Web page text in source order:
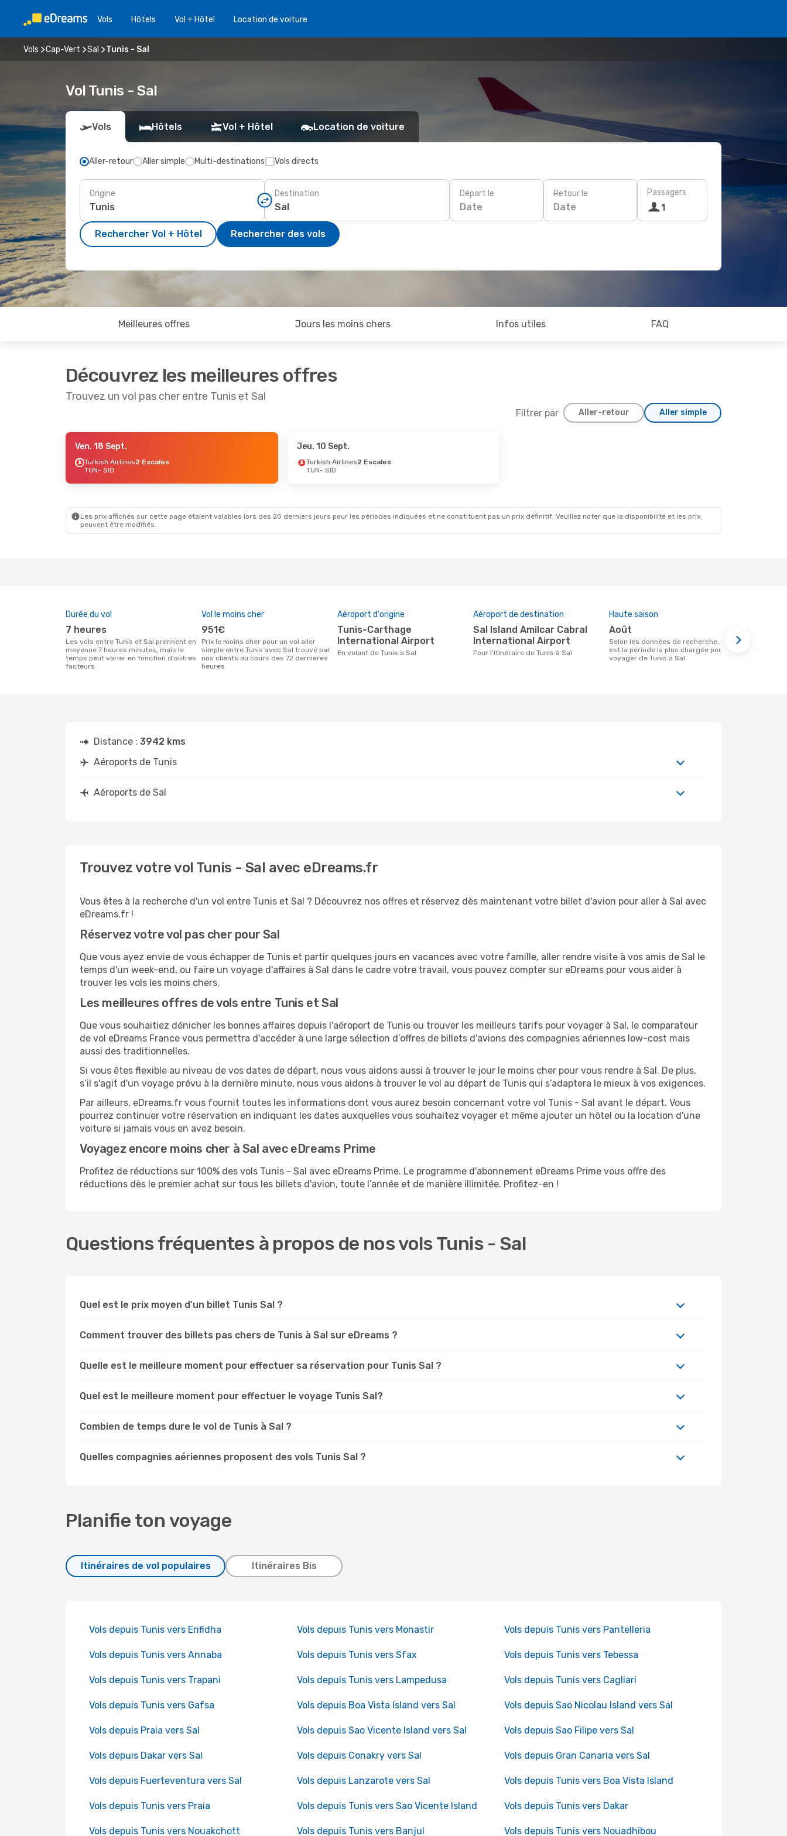
Vols Hôtels Vol + Hôtel Location de voiture
Vols Cap-Vert Sal Tunis - Sal
Vol Tunis - Sal
Vols Hôtels Vol + Hôtel Location de voiture
Aller-retour Aller simple Multi-destinations Vols directs
Origine Destination Départ le
Date
Retour le
Date
Passagers
1
Rechercher Vol + Hôtel Rechercher des vols
Meilleures offres Jours les moins chers Infos utiles FAQ
Découvrez les meilleures offres
Trouvez un vol pas cher entre Tunis et Sal
Filtrer par Aller-retour Aller simple
- Mar. 15 Sept.
2 Escales
Ven. 18 Sept.
Turkish Airlines2 Escales
TUN- SID
Jeu. 10 Sept.
Turkish Airlines2 Escales
TUN- SID
Les prix affichés sur cette page étaient valables lors des 20 derniers jours pour les périodes indiquées et ne constituent pas un prix définitif. Veuillez noter que la disponibilité et les prix
peuvent être modifiés.
Durée du vol
7 heures
Les vols entre Tunis et Sal prennent en
moyenne 7 heures minutes, mais le
temps peut varier en fonction d'autres
facteurs
Vol le moins cher
951€
Prix le moins cher pour un vol aller
simple entre Tunis avec Sal trouvé par
nos clients au cours des 72 dernières
heures
Aéroport d'origine
Tunis-Carthage
International Airport
En volant de Tunis à Sal
Aéroport de destination
Sal Island Amilcar Cabral
International Airport
Pour l'itinéraire de Tunis à Sal
Haute saison
août
Selon les données de recherche, août
est la période la plus chargée pour
voyager de Tunis à Sal
Distance : 3942 kms
Aéroports de Tunis
Aéroports de Sal
Trouvez votre vol Tunis - Sal avec eDreams.fr
Vous êtes à la recherche d'un vol entre Tunis et Sal ? Découvrez nos offres et réservez dès maintenant votre billet d'avion pour aller à Sal avec
eDreams.fr !
Réservez votre vol pas cher pour Sal
Que vous ayez envie de vous échapper de Tunis et partir quelques jours en vacances avec votre famille, aller rendre visite à vos amis de Sal le
temps d'un week-end, ou faire un voyage d'affaires à Sal dans le cadre votre travail, vous pouvez compter sur eDreams pour vous aider à
trouver les vols les moins chers.
Les meilleures offres de vols entre Tunis et Sal
Que vous souhaitiez dénicher les bonnes affaires depuis l'aéroport de Tunis ou trouver les meilleurs tarifs pour voyager à Sal, le comparateur
de vol eDreams France vous permettra d'accéder à une large sélection d’offres de billets d'avions des compagnies aériennes low-cost mais
aussi des traditionnelles.
Si vous êtes flexible au niveau de vos dates de départ, nous vous aidons aussi à trouver le jour le moins cher pour vous rendre à Sal. De plus,
s’il s'agit d'un voyage prévu à la dernière minute, nous vous aidons à trouver le vol au départ de Tunis qui s’adaptera le mieux à vos exigences.
Par ailleurs, eDreams.fr vous fournit toutes les informations dont vous aurez besoin concernant votre vol Tunis - Sal avant le départ. Vous
pourrez continuer votre réservation en indiquant les dates auxquelles vous souhaitez voyager et même ajouter un hôtel ou la location d'une
voiture si jamais vous en avez besoin.
Voyagez encore moins cher à Sal avec eDreams Prime
Profitez de réductions sur 100% des vols Tunis - Sal avec eDreams Prime. Le programme d'abonnement eDreams Prime vous offre des
réductions dès le premier achat sur tous les billets d'avion, toute l’année et de manière illimitée. Profitez-en !
Questions fréquentes à propos de nos vols Tunis - Sal
Quel est le prix moyen d'un billet Tunis Sal ?
Comment trouver des billets pas chers de Tunis à Sal sur eDreams ?
Quelle est le meilleure moment pour effectuer sa réservation pour Tunis Sal ?
Quel est le meilleure moment pour effectuer le voyage Tunis Sal?
Combien de temps dure le vol de Tunis à Sal ?
Quelles compagnies aériennes proposent des vols Tunis Sal ?
Planifie ton voyage
Itinéraires de vol populaires Itinéraires Bis
Vols depuis Tunis vers Enfidha Vols depuis Tunis vers Monastir Vols depuis Tunis vers Pantelleria
Vols depuis Tunis vers Annaba Vols depuis Tunis vers Sfax Vols depuis Tunis vers Tebessa
Vols depuis Tunis vers Trapani Vols depuis Tunis vers Lampedusa Vols depuis Tunis vers Cagliari
Vols depuis Tunis vers Gafsa Vols depuis Boa Vista Island vers Sal Vols depuis Sao Nicolau Island vers Sal
Vols depuis Praia vers Sal Vols depuis Sao Vicente Island vers Sal Vols depuis Sao Filipe vers Sal
Vols depuis Dakar vers Sal Vols depuis Conakry vers Sal Vols depuis Gran Canaria vers Sal
Vols depuis Fuerteventura vers Sal Vols depuis Lanzarote vers Sal Vols depuis Tunis vers Boa Vista Island
Vols depuis Tunis vers Praia Vols depuis Tunis vers Sao Vicente Island Vols depuis Tunis vers Dakar
Vols depuis Tunis vers Nouakchott Vols depuis Tunis vers Banjul Vols depuis Tunis vers Nouadhibou